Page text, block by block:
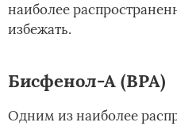
наиболее
избежать.
Бисфенол-А (BPA)
Одним из наиболее